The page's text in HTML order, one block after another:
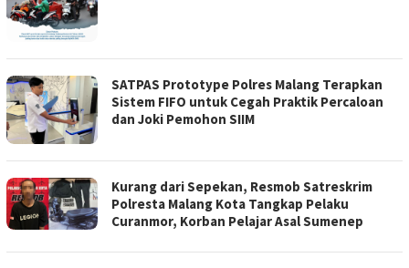
SATPAS Prototype Polres Malang Terapkan
Sistem FIFO untuk Cegah Praktik Percaloan
dan Joki Pemohon SIIM
Kurang dari Sepekan, Resmob Satreskrim
Polresta Malang Kota Tangkap Pelaku
Curanmor, Korban Pelajar Asal Sumenep